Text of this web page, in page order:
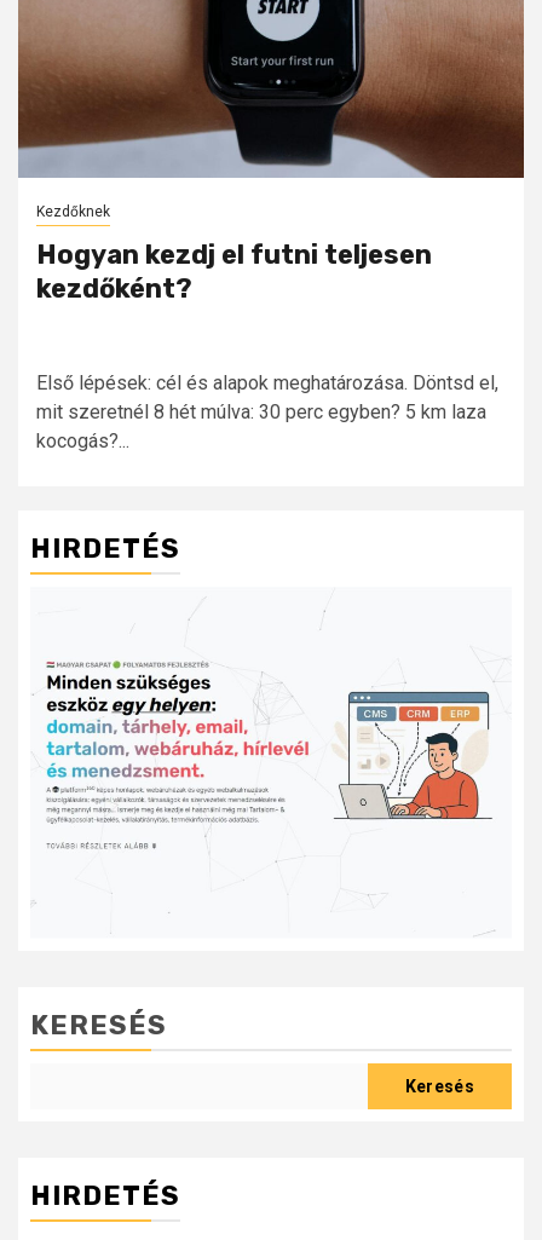
Kezdőknek
Hogyan kezdj el futni teljesen
kezdőként?
Első lépések: cél és alapok meghatározása. Döntsd el,
mit szeretnél 8 hét múlva: 30 perc egyben? 5 km laza
kocogás?...
HIRDETÉS
KERESÉS
Keresés
HIRDETÉS